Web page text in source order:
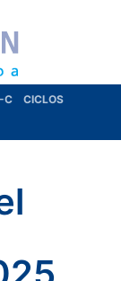
C
CICLOS